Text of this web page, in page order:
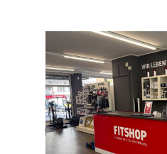
Previous